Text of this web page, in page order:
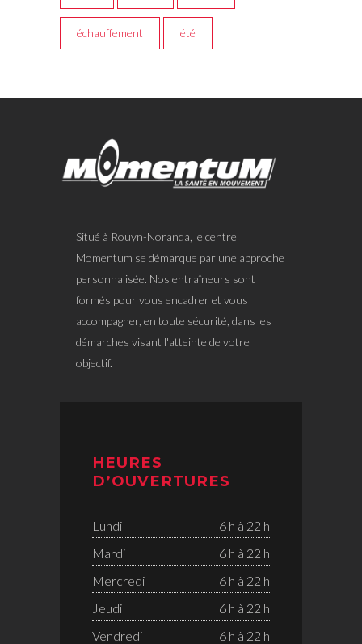
échauffement été
Situé à Rouyn-Noranda, le centre
Momentum se démarque par une approche
personnalisée. Nos entraîneurs sont
formés pour vous encadrer et vous
accompagner, en toute sécurité, dans les
démarches visant l'atteinte de votre
objectif.
HEURES
D’OUVERTURES
Lundi
6 h à 22 h
Mardi
6 h à 22 h
Mercredi
6 h à 22 h
Jeudi
6 h à 22 h
Vendredi
6 h à 22 h